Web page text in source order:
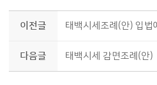
이전글 태백시세조례(안) 입법
다음글 태백시세 감면조례(안)